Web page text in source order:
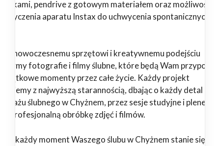
pendrive z gotowym materiałem oraz możliwość
aparatu Instax do uchwycenia spontanicznych
nowoczesnemu sprzętowi i kreatywnemu podejściu
fotografie i filmy ślubne, które będą Wam
momenty przez całe życie. Każdy projekt
z najwyższą starannością, dbając o każdy detal – od
ślubnego w Chyżnem, przez sesje studyjne i
profesjonalną obróbkę zdjęć i filmów.
każdy moment Waszego ślubu w Chyżnem stanie się